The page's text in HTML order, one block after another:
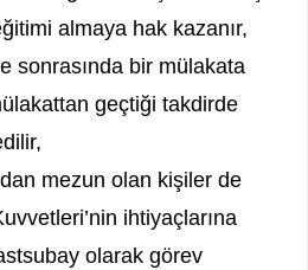
almaya hak kazanır,
sonrasında bir mülakata
geçtiği takdirde
mezun olan kişiler de
ihtiyaçlarına
olarak görev